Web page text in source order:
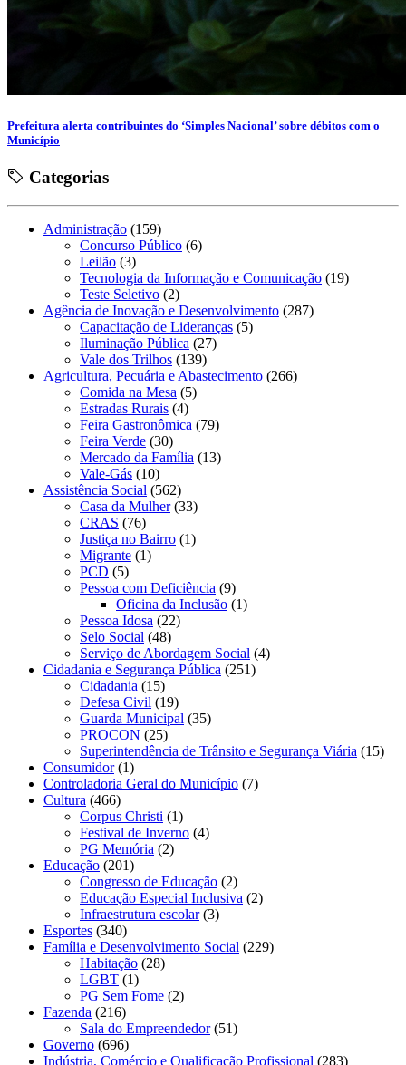
Prefeitura alerta contribuintes do ‘Simples Nacional’ sobre débitos com o
Município
Categorias
Administração (159)
Concurso Público (6)
Leilão (3)
Tecnologia da Informação e Comunicação (19)
Teste Seletivo (2)
Agência de Inovação e Desenvolvimento (287)
Capacitação de Lideranças (5)
Iluminação Pública (27)
Vale dos Trilhos (139)
Agricultura, Pecuária e Abastecimento (266)
Comida na Mesa (5)
Estradas Rurais (4)
Feira Gastronômica (79)
Feira Verde (30)
Mercado da Família (13)
Vale-Gás (10)
Assistência Social (562)
Casa da Mulher(33)
CRAS (76)
Justiça no Bairro (1)
Migrante (1)
PCD (5)
Pessoa com Deficiência (9)
Oficina da Inclusão (1)
Pessoa Idosa (22)
Selo Social (48)
Serviço de Abordagem Social (4)
Cidadania e Segurança Pública (251)
Cidadania (15)
Defesa Civil (19)
Guarda Municipal (35)
PROCON (25)
Superintendência de Trânsito e Segurança Viária (15)
Consumidor(1)
Controladoria Geral do Município (7)
Cultura (466)
Corpus Christi (1)
Festival de Inverno (4)
PG Memória (2)
Educação (201)
Congresso de Educação (2)
Educação Especial Inclusiva (2)
Infraestrutura escolar(3)
Esportes (340)
Família e Desenvolvimento Social (229)
Habitação (28)
LGBT (1)
PG Sem Fome (2)
Fazenda (216)
Sala do Empreendedor(51)
Governo (696)
Indústria, Comércio e Qualificação Profissional (283)